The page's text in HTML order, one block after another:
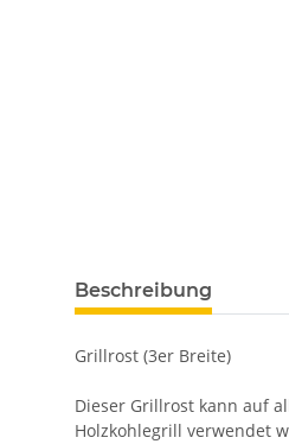
Beschreibung
Grillrost (3er Breite)
Dieser Grillrost kann auf
Holzkohlegrill verwendet